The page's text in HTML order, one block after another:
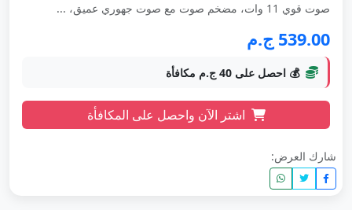
صوت قوي 11 وات، مضخم صوت مع صوت جهوري عميق، ...
539.00 ج.م
💰 احصل على 40 ج.م مكافأة
اشتر الآن واحصل على المكافأة
شارك العرض: